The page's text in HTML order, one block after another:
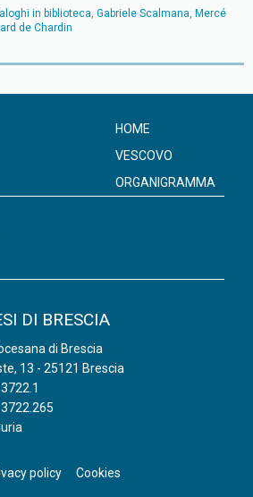
in biblioteca Gabriele Scalmana Mercé
de Chardin
DI BRESCIA
di Brescia
13 - 25121 Brescia
HOME
VESCOVO
ORGANIGRAMMA
policy Cookies